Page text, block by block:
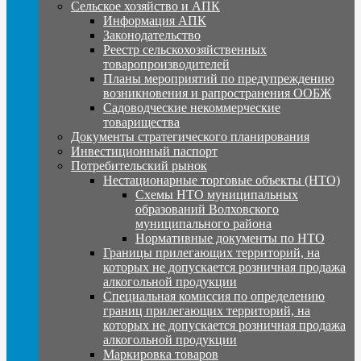
Сельское хозяйство и АПК
Информация АПК
Законодательство
Реестр сельскохозяйственных
товаропроизводителей
Планы мероприятий по предупреждению
возникновения и рапространения ООБЖ
Садоводческие некоммерческие
товарищества
Документы стратегического планирования
Инвестиционный паспорт
Потребительский рынок
Нестационарные торговые объекты (НТО)
Схемы НТО муниципальных
образований Волховского
муниципального района
Нормативные документы по НТО
Границы прилегающих территорий, на
которых не допускается розничная продажа
алкогольной продукции
Специальная комиссия по определению
границ прилегающих территорий, на
которых не допускается розничная продажа
алкогольной продукции
Маркировка товаров